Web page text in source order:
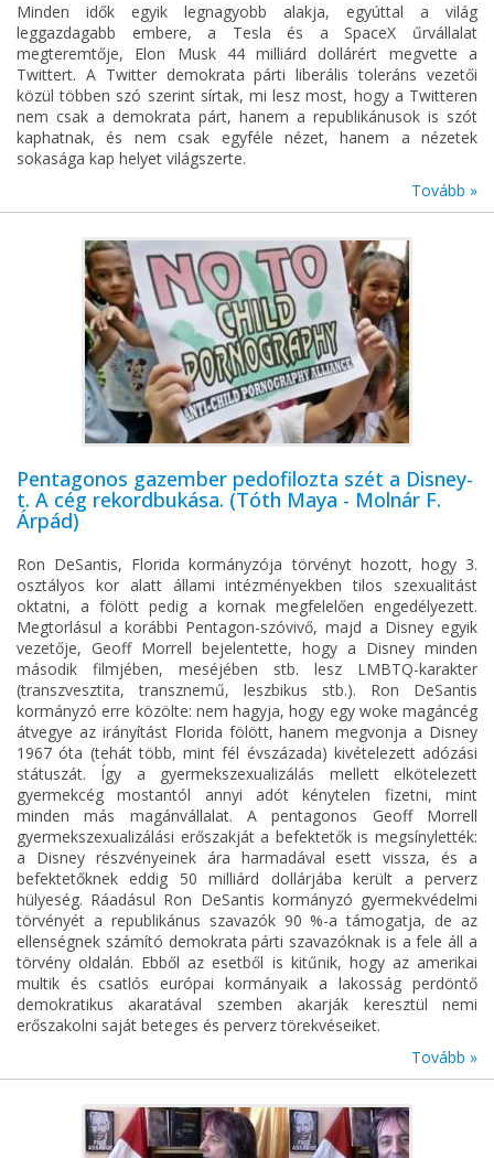
Minden idők egyik legnagyobb alakja, egyúttal a világ
leggazdagabb embere, a Tesla és a SpaceX űrvállalat
megteremtője, Elon Musk 44 milliárd dollárért megvette a
Twittert. A Twitter demokrata párti liberális toleráns vezetői
közül többen szó szerint sírtak, mi lesz most, hogy a Twitteren
nem csak a demokrata párt, hanem a republikánusok is szót
kaphatnak, és nem csak egyféle nézet, hanem a nézetek
sokasága kap helyet világszerte.
Tovább »
Pentagonos gazember pedofilozta szét a Disney-
t. A cég rekordbukása. (Tóth Maya - Molnár F.
Árpád)
Ron DeSantis, Florida kormányzója törvényt hozott, hogy 3.
osztályos kor alatt állami intézményekben tilos szexualitást
oktatni, a fölött pedig a kornak megfelelően engedélyezett.
Megtorlásul a korábbi Pentagon-szóvivő, majd a Disney egyik
vezetője, Geoff Morrell bejelentette, hogy a Disney minden
második filmjében, meséjében stb. lesz LMBTQ-karakter
(transzvesztita, transznemű, leszbikus stb.). Ron DeSantis
kormányzó erre közölte: nem hagyja, hogy egy woke magáncég
átvegye az irányítást Florida fölött, hanem megvonja a Disney
1967 óta (tehát több, mint fél évszázada) kivételezett adózási
státuszát. Így a gyermekszexualizálás mellett elkötelezett
gyermekcég mostantól annyi adót kénytelen fizetni, mint
minden más magánvállalat. A pentagonos Geoff Morrell
gyermekszexualizálási erőszakját a befektetők is megsínylették:
a Disney részvényeinek ára harmadával esett vissza, és a
befektetőknek eddig 50 milliárd dollárjába került a perverz
hülyeség. Ráadásul Ron DeSantis kormányzó gyermekvédelmi
törvényét a republikánus szavazók 90 %-a támogatja, de az
ellenségnek számító demokrata párti szavazóknak is a fele áll a
törvény oldalán. Ebből az esetből is kitűnik, hogy az amerikai
multik és csatlós európai kormányaik a lakosság perdöntő
demokratikus akaratával szemben akarják keresztül nemi
erőszakolni saját beteges és perverz törekvéseiket.
Tovább »